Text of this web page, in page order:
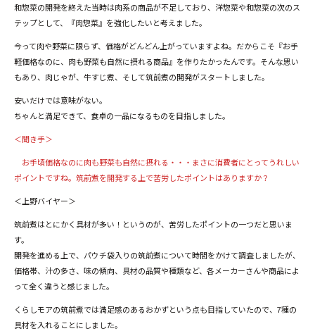
和惣菜の開発を終えた当時は肉系の商品が不足しており、洋惣菜や和惣菜の次のス
テップとして、『肉惣菜』を強化したいと考えました。
今って肉や野菜に限らず、価格がどんどん上がっていますよね。だからこそ『お手
軽価格なのに、肉も野菜も自然に摂れる商品』を作りたかったんです。そんな思い
もあり、肉じゃが、牛すじ煮、そして筑前煮の開発がスタートしました。
安いだけでは意味がない。
ちゃんと満足できて、食卓の一品になるものを目指しました。
＜聞き手＞
お手頃価格なのに肉も野菜も自然に摂れる・・・まさに消費者にとってうれしい
ポイントですね。筑前煮を開発する上で苦労したポイントはありますか？
＜上野バイヤー＞
筑前煮はとにかく具材が多い！というのが、苦労したポイントの一つだと思いま
す。
開発を進める上で、パウチ袋入りの筑前煮について時間をかけて調査しましたが、
価格帯、汁の多さ、味の傾向、具材の品質や種類など、各メーカーさんや商品によ
って全く違うと感じました。
くらしモアの筑前煮では満足感のあるおかずという点も目指していたので、7種の
具材を入れることにしました。